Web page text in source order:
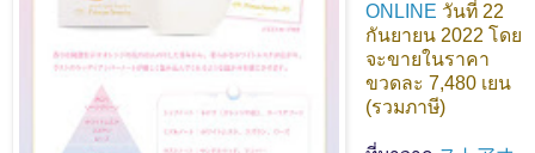
ONLINE วันที่ 22
กันยายน 2022 โดย
จะขายในราคา
ขวดละ 7,480 เยน
(รวมภาษี)